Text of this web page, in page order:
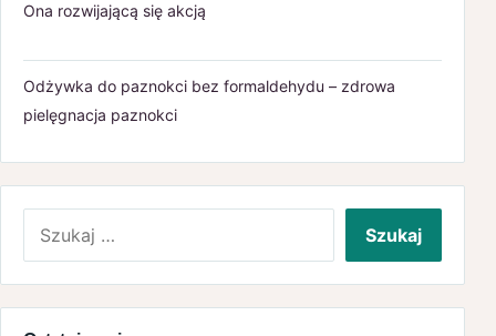
Ona rozwijającą się akcją
Odżywka do paznokci bez formaldehydu – zdrowa
pielęgnacja paznokci